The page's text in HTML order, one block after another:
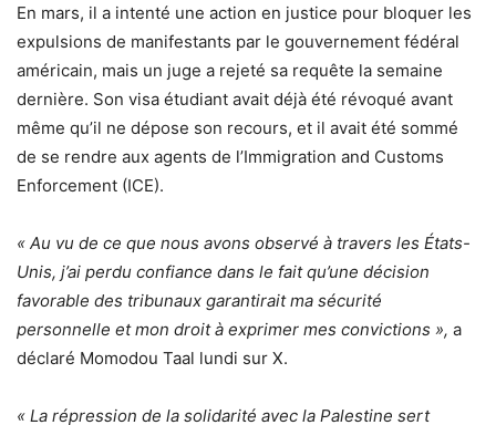
En mars, il a intenté une action en justice pour bloquer les
expulsions de manifestants par le gouvernement fédéral
américain, mais un juge a rejeté sa requête la semaine
dernière. Son visa étudiant avait déjà été révoqué avant
même qu’il ne dépose son recours, et il avait été sommé
de se rendre aux agents de l’Immigration and Customs
Enforcement (ICE).
« Au vu de ce que nous avons observé à travers les États-
Unis, j’ai perdu confiance dans le fait qu’une décision
favorable des tribunaux garantirait ma sécurité
personnelle et mon droit à exprimer mes convictions », a
déclaré Momodou Taal lundi sur X.
« La répression de la solidarité avec la Palestine sert